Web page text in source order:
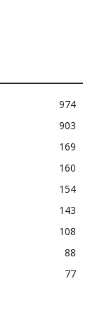
974
903
169
160
154
143
108
88
77